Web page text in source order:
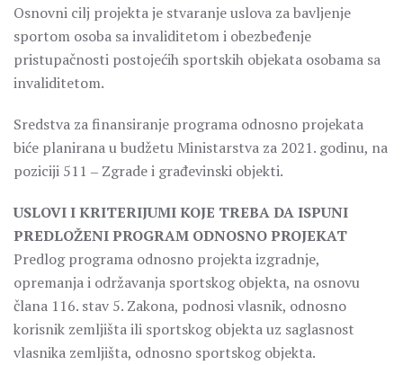
Osnovni cilj projekta je stvaranje uslova za bavljenje
sportom osoba sa invaliditetom i obezbeđenje
pristupačnosti postojećih sportskih objekata osobama sa
invaliditetom.
Sredstva za finansiranje programa odnosno projekata
biće planirana u budžetu Ministarstva za 2021. godinu, na
poziciji 511 ‒ Zgrade i građevinski objekti.
USLOVI I KRITERIJUMI KOJE TREBA DA ISPUNI
PREDLOŽENI PROGRAM ODNOSNO PROJEKAT
Predlog programa odnosno projekta izgradnje,
opremanja i održavanja sportskog objekta, na osnovu
člana 116. stav 5. Zakona, podnosi vlasnik, odnosno
korisnik zemljišta ili sportskog objekta uz saglasnost
vlasnika zemljišta, odnosno sportskog objekta.